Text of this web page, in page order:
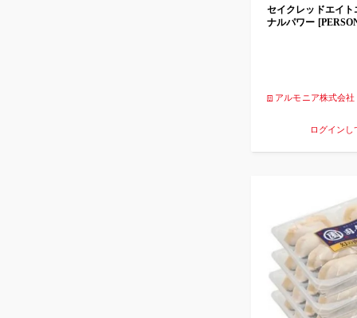
セイクレッドエイ
ナルパワー
アルモニア株式会社
ログイン